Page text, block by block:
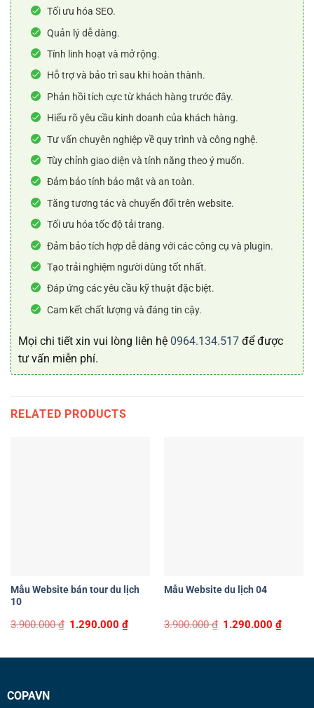
Tối ưu hóa SEO.
Quản lý dễ dàng.
Tính linh hoạt và mở rộng.
Hỗ trợ và bảo trì sau khi hoàn thành.
Phản hồi tích cực từ khách hàng trước đây.
Hiểu rõ yêu cầu kinh doanh của khách hàng.
Tư vấn chuyên nghiệp về quy trình và công nghệ.
Tùy chỉnh giao diện và tính năng theo ý muốn.
Đảm bảo tính bảo mật và an toàn.
Tăng tương tác và chuyển đổi trên website.
Tối ưu hóa tốc độ tải trang.
Đảm bảo tích hợp dễ dàng với các công cụ và plugin.
Tạo trải nghiệm người dùng tốt nhất.
Đáp ứng các yêu cầu kỹ thuật đặc biệt.
Cam kết chất lượng và đáng tin cậy.
Mọi chi tiết xin vui lòng liên hệ 0964.134.517 để được
tư vấn miễn phí.
RELATED PRODUCTS
Mẫu Website bán tour du lịch
10
3.900.000₫ Original
1.290.000₫Current
Mẫu Website du lịch 04
3.900.000₫ Original
1.290.000₫Current
COPAVN